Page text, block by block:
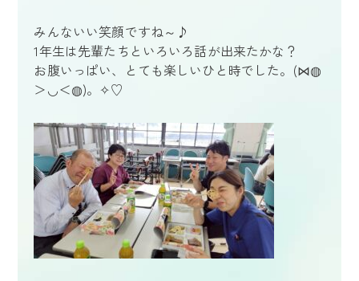
みんないい笑顔ですね～♪
1年生は先輩たちといろいろ話が出来たかな？
お腹いっぱい、とても楽しいひと時でした。(⋈◍
＞◡＜◍)。✧♡